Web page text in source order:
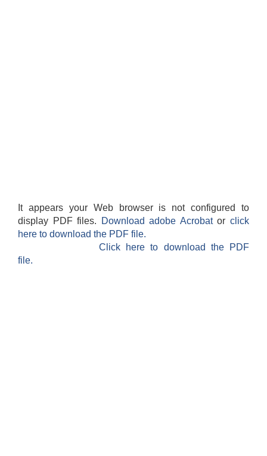
It appears your Web browser is not configured to
display PDF files.
Download adobe Acrobatorclick
here to download the PDF file.
Click here to download the PDF
file.